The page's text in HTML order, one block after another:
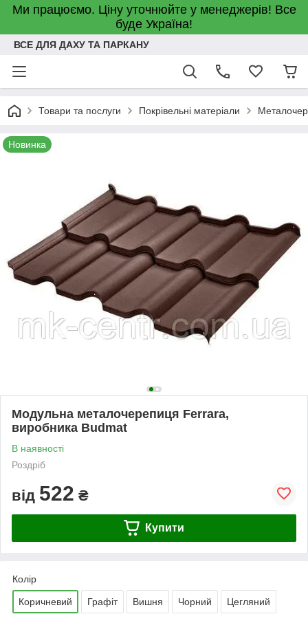
Ми працюємо. Ціну уточнюйте у менеджерів! Все
буде Україна!
ВСЕ ДЛЯ ДАХУ ТА ПАРКАНУ
Товари та послуги Покрівельні матеріали
Новинка
Модульна металочерепиця Ferrara,
виробника Budmat
В наявності
Роздріб
від 522 ₴
Купити
Колір
Коричневий Графіт Вишня Чорний Цегляний